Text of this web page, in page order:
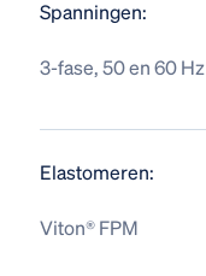
Spanningen:
3-fase, 50 en 60 Hz
Elastomeren:
Viton® FPM